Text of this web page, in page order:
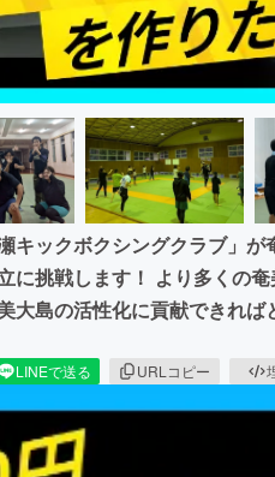
キックボクシングクラブ」
に挑戦します！ より多くの
大島の活性化に貢献できれ
LINEで送る URLコピー